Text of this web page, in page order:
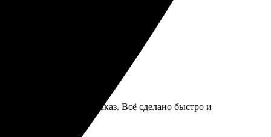
фото и оформила заказ. Всё сделано быстро и
всем.